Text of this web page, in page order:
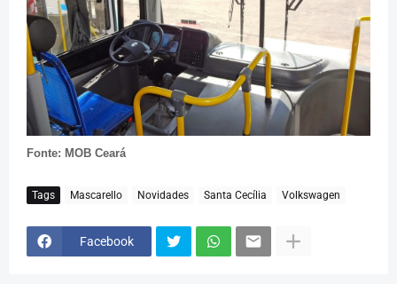
Fonte: MOB Ceará
Tags Mascarello Novidades Santa Cecília Volkswagen
Facebook